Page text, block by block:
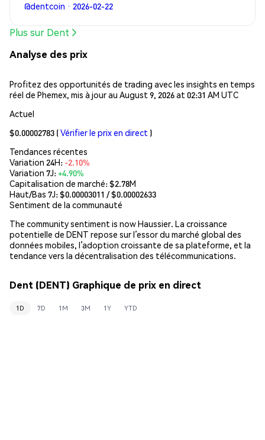
@dentcoin · 2026-02-22
Plus sur Dent
Analyse des prix
Profitez des opportunités de trading avec les insights en temps
réel de Phemex, mis à jour au August 9, 2026 at 02:31 AM UTC
Actuel
$0.00002783 (Vérifier le prix en direct )
Tendances récentes
Variation 24H: -2.10%
Variation 7J:+4.90%
Capitalisation de marché:$2.78M
Haut/Bas 7J: $0.00003011 / $0.00002633
Sentiment de la communauté
The community sentiment is now Haussier. La croissance
potentielle de DENT repose sur l’essor du marché global des
données mobiles, l’adoption croissante de sa plateforme, et la
tendance vers la décentralisation des télécommunications.
Dent (DENT) Graphique de prix en direct
1D 7D 1M 3M 1Y YTD